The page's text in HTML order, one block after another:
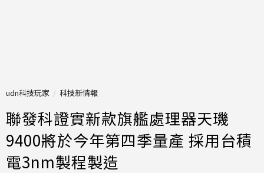
udn科技玩家 科技新情報
聯發科證實新款旗艦處理器天璣
9400將於今年第四季量產 採用台積
電3nm製程製造